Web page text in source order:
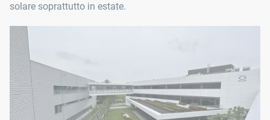
solare soprattutto in estate.